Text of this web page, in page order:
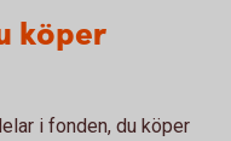
köper
i fonden, du köper